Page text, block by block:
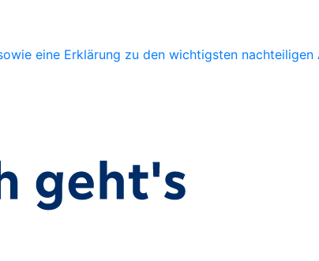
eine Erklärung zu den wichtigsten nachteiligen